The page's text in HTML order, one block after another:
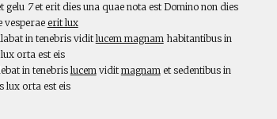
gelu 7et erit dies una quae nota est Domino non dies
vesperaeerit lux
in tenebris viditlucem magnamhabitantibus in
orta est eis
in tenebrislucemviditmagnamet sedentibus in
lux orta est eis